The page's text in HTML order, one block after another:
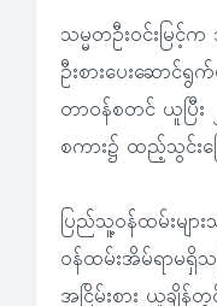
သမ္မတဦးဝင်းမြင့်
ဦးစားပေးဆောင်
တာဝန်စတင် ယူပြီ
စကား၌ ထည့်သွင်းပ
ပြည်သူ့ဝန်ထမ်းမျ
ဝန်ထမ်းအိမ်ရာမ
အငြိမ်းစား ယူချိ